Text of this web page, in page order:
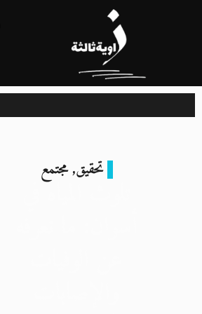
تحقيق,مجتمع
تلوث المياه في